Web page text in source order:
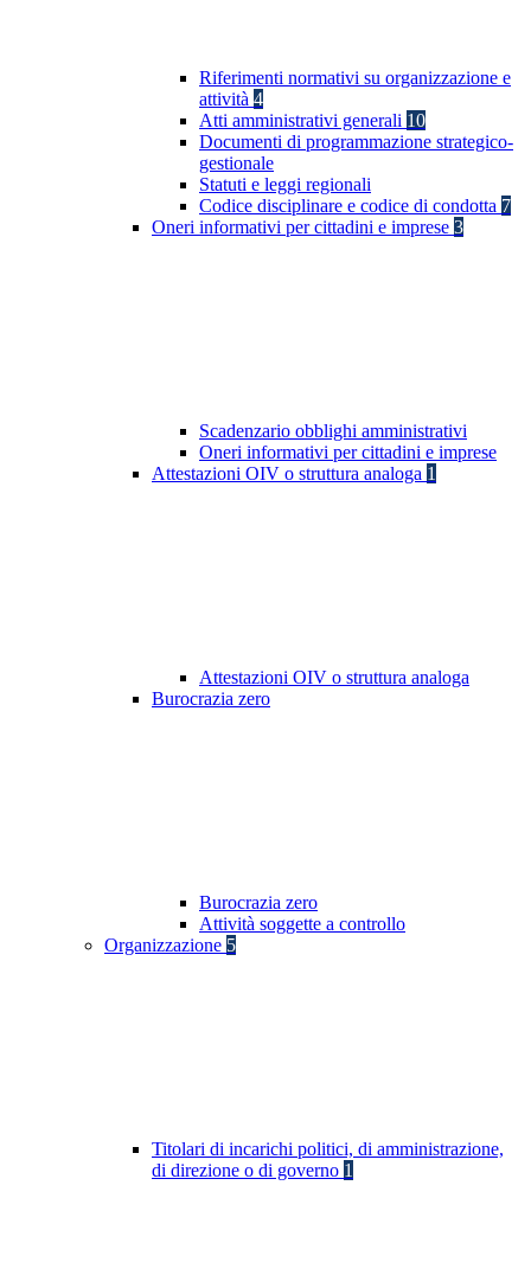
Riferimenti normativi su organizzazione e
attività 4
Atti amministrativi generali 10
Documenti di programmazione strategico-
gestionale
Statuti e leggi regionali
Codice disciplinare e codice di condotta 7
Oneri informativi per cittadini e imprese 3
Scadenzario obblighi amministrativi
Oneri informativi per cittadini e imprese
Attestazioni OIV o struttura analoga 1
Attestazioni OIV o struttura analoga
Burocrazia zero
Burocrazia zero
Attività soggette a controllo
Organizzazione 5
Titolari di incarichi politici, di amministrazione,
di direzione o di governo 1